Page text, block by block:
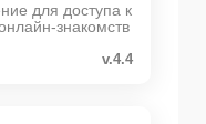
для доступа к
знакомств
v.4.4